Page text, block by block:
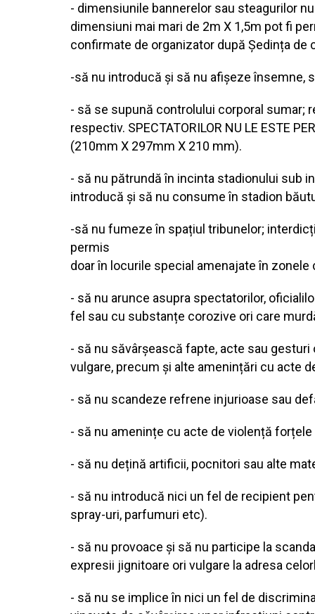
- dimensiunile bannerelor sau steagurilor
dimensiuni mai mari de 2m X 1,5m pot fi
confirmate de organizator după Ședința de
-să nu introducă și să nu afișeze însemne,
- să se supună controlului corporal sumar;
respectiv. SPECTATORILOR NU LE ESTE
(210mm X 297mm X 210 mm).
- să nu pătrundă în incinta stadionului sub
introducă și să nu consume în stadion
-să nu fumeze în spațiul tribunelor;
permis
doar în locurile special amenajate în
- să nu arunce asupra spectatorilor,
fel sau cu substanțe corozive ori care
- să nu săvârșească fapte, acte sau
vulgare, precum și alte amenințări cu acte
- să nu scandeze refrene injurioase sau
- să nu amenințe cu acte de violență forțele
- să nu dețină artificii, pocnitori sau alte
- să nu introducă nici un fel de recipient
spray-uri, parfumuri etc).
- să nu provoace și să nu participe la
expresii jignitoare ori vulgare la adresa
- să nu se implice în nici un fel de